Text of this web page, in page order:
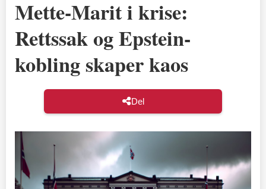
Mette-Marit i krise:
Rettssak og Epstein-
kobling skaper kaos
Del